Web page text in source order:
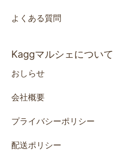
よくある質問
Kaggマルシェについて
おしらせ
会社概要
プライバシーポリシー
配送ポリシー